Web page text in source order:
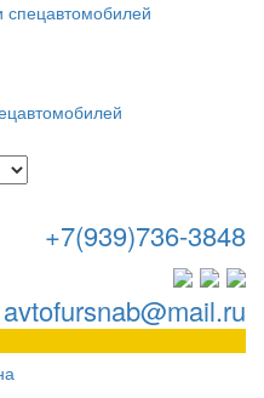
спецавтомобилей
+7(939)736-3848
avtofursnab@mail.ru